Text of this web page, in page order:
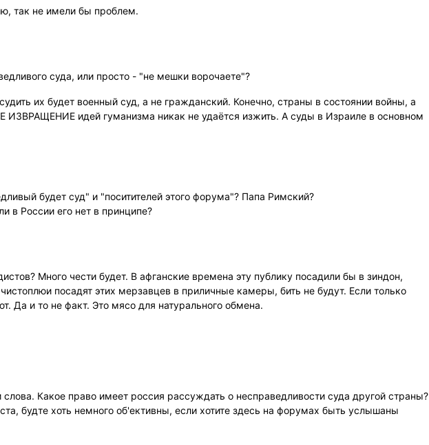
так не имели бы проблем.
суда, или просто - "не мешки ворочаете"?
их будет военный суд, а не гражданский. Конечно, страны в состоянии войны, а
идей гуманизма никак не удаётся изжить. А суды в Израиле в основном
будет суд" и "поситителей этого форума"? Папа Римский?
в России его нет в принципе?
Много чести будет. В афганские времена эту публику посадили бы в зиндон,
посадят этих мерзавцев в приличные камеры, бить не будут. Если только
Да и то не факт. Это мясо для натурального обмена.
Какое право имеет россия рассуждать о несправедливости суда другой страны?
будте хоть немного об'ективны, если хотите здесь на форумах быть услышаны